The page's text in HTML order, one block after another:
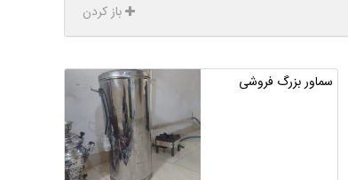
باز کردن
سماور بزرگ فروشی